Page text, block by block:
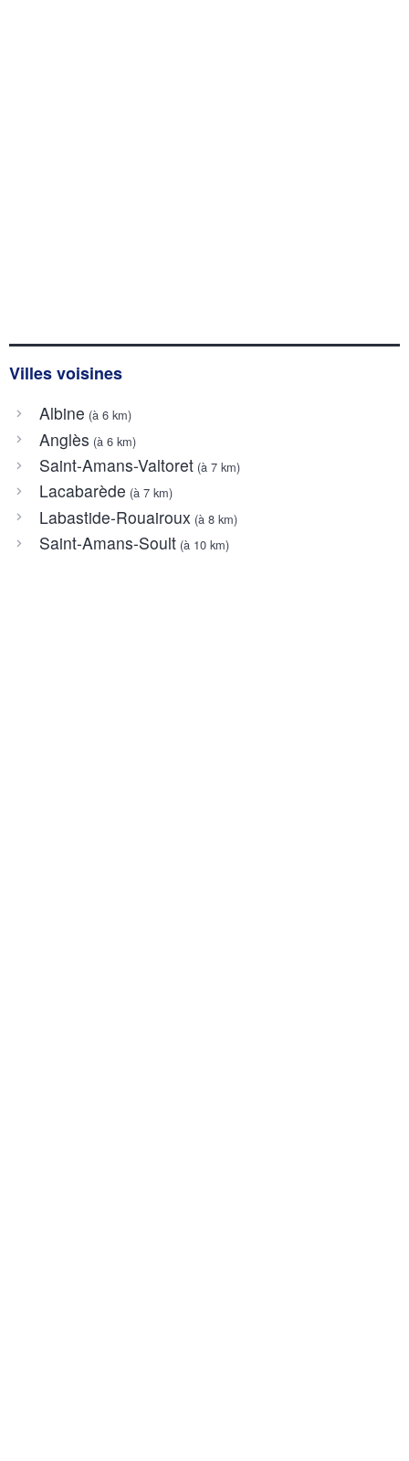
Villes voisines
Albine (à 6 km)
Anglès (à 6 km)
Saint-Amans-Valtoret(à 7 km)
Lacabarède (à 7 km)
Labastide-Rouairoux (à 8 km)
Saint-Amans-Soult(à 10 km)